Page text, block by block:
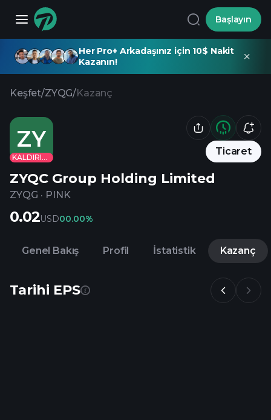
Başlayın
Her Pro+ Arkadaşınız için 10$ Nakit
Kazanın!
Keşfet/ZYQG/Kazanç
ZY
KALDIRILDI
Ticaret
ZYQC Group Holding Limited
ZYQG · PINK
0.02USD00.00%
Genel Bakış Profil İstatistik Kazanç
Tarihi EPS